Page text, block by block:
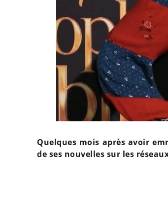
Quelques mois après avoir
de ses nouvelles sur les